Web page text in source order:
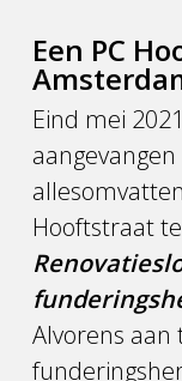
Een PC
Eind mei
Hooftstraat
Renovatie
Alvorens